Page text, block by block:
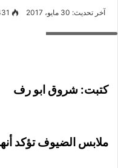
آخر تحديث: 30 مايو، 2017
كتبت: شروق ابو رف
ملابس الضيوف تؤكد